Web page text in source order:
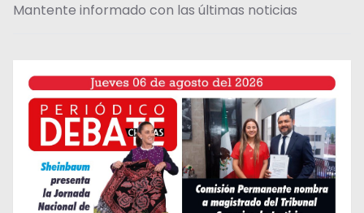
Mantente informado con las últimas noticias